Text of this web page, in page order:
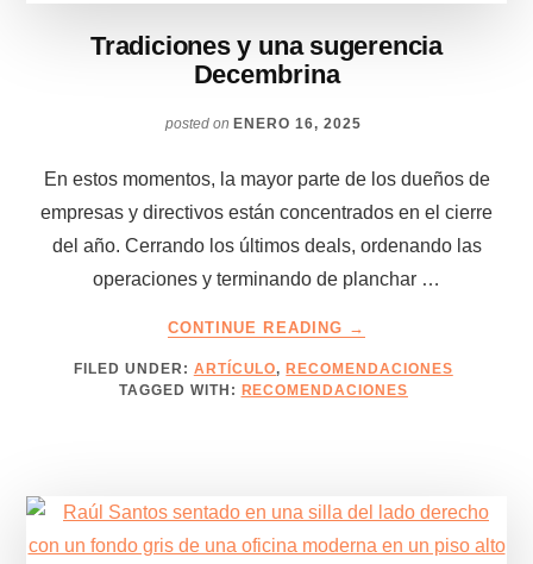
Tradiciones y una sugerencia
Decembrina
posted onENERO 16, 2025
En estos momentos, la mayor parte de los dueños de
empresas y directivos están concentrados en el cierre
del año. Cerrando los últimos deals, ordenando las
operaciones y terminando de planchar …
CONTINUE READING
Y
UNA
→
FILED UNDER: ARTÍCULO,RECOMENDACIONES
TAGGED WITH: RECOMENDACIONES